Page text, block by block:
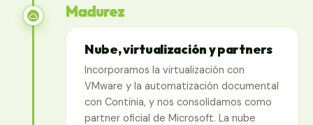
Madurez
Nube, virtualización y partners
Incorporamos la virtualización con
VMware y la automatización documental
con Continia, y nos consolidamos como
partner oficial de Microsoft. La nube